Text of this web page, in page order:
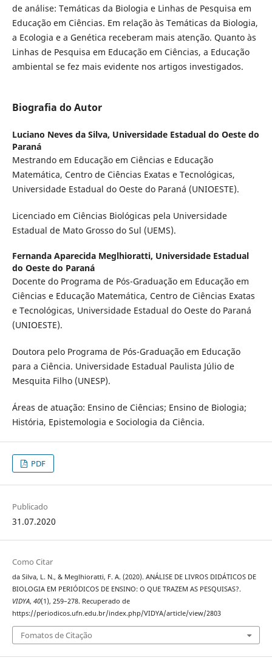
de análise: Temáticas da Biologia e Linhas de Pesquisa em
Educação em Ciências. Em relação às Temáticas da Biologia,
a Ecologia e a Genética receberam mais atenção. Quanto às
Linhas de Pesquisa em Educação em Ciências, a Educação
ambiental se fez mais evidente nos artigos investigados.
Biografia do Autor
Luciano Neves da Silva, Universidade Estadual do Oeste do
Paraná
Mestrando em Educação em Ciências e Educação
Matemática, Centro de Ciências Exatas e Tecnológicas,
Universidade Estadual do Oeste do Paraná (UNIOESTE).
Licenciado em Ciências Biológicas pela Universidade
Estadual de Mato Grosso do Sul (UEMS).
Fernanda Aparecida Meglhioratti, Universidade Estadual
do Oeste do Paraná
Docente do Programa de Pós-Graduação em Educação em
Ciências e Educação Matemática, Centro de Ciências Exatas
e Tecnológicas, Universidade Estadual do Oeste do Paraná
(UNIOESTE).
Doutora pelo Programa de Pós-Graduação em Educação
para a Ciência. Universidade Estadual Paulista Júlio de
Mesquita Filho (UNESP).
Áreas de atuação: Ensino de Ciências; Ensino de Biologia;
História, Epistemologia e Sociologia da Ciência.
PDF
Publicado
31.07.2020
Como Citar
da Silva, L. N., & Meglhioratti, F. A. (2020). ANÁLISE DE LIVROS DIDÁTICOS DE
BIOLOGIA EM PERIÓDICOS DE ENSINO: O QUE TRAZEM AS PESQUISAS?.
VIDYA, 40(1), 259–278. Recuperado de
https://periodicos.ufn.edu.br/index.php/VIDYA/article/view/2803
Fomatos de Citação